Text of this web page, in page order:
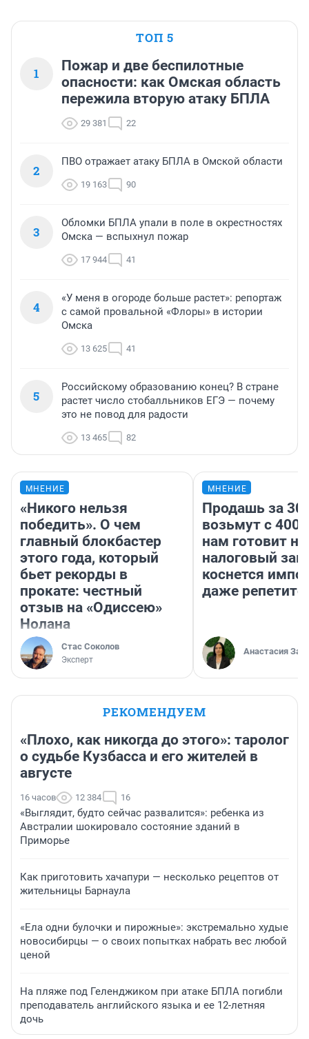
ТОП 5
1
Пожар и две беспилотные
опасности: как Омская область
пережила вторую атаку БПЛА
29 381 22
2
ПВО отражает атаку БПЛА в Омской области
19 163 90
3
Обломки БПЛА упали в поле в окрестностях
Омска — вспыхнул пожар
17 944 41
4
«У меня в огороде больше растет»: репортаж
с самой провальной «Флоры» в истории
Омска
13 625 41
5
Российскому образованию конец? В стране
растет число стобалльников ЕГЭ — почему
это не повод для радости
13 465 82
МНЕНИЕ
«Никого нельзя
победить». О чем
главный блокбастер
этого года, который
бьет рекорды в
прокате: честный
отзыв на «Одиссею»
Нолана
Стас Соколов
Эксперт
МНЕНИЕ
Продашь за
возьмут с
нам готовит
налоговый
коснется
даже
Анастасия
РЕКОМЕНДУЕМ
«Плохо, как никогда до этого»: таролог
о судьбе Кузбасса и его жителей в
августе
16 часов 12 384 16
«Выглядит, будто сейчас развалится»: ребенка из
Австралии шокировало состояние зданий в
Приморье
Как приготовить хачапури — несколько рецептов от
жительницы Барнаула
«Ела одни булочки и пирожные»: экстремально худые
новосибирцы — о своих попытках набрать вес любой
ценой
На пляже под Геленджиком при атаке БПЛА погибли
преподаватель английского языка и ее 12-летняя
дочь